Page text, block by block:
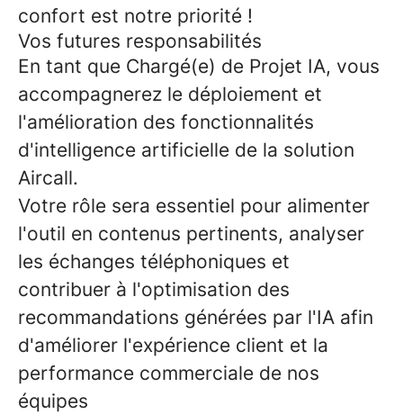
confort est notre priorité !
Vos futures responsabilités
En tant que Chargé(e) de Projet IA, vous
accompagnerez le déploiement et
l'amélioration des fonctionnalités
d'intelligence artificielle de la solution
Aircall.
Votre rôle sera essentiel pour alimenter
l'outil en contenus pertinents, analyser
les échanges téléphoniques et
contribuer à l'optimisation des
recommandations générées par l'IA afin
d'améliorer l'expérience client et la
performance commerciale de nos
équipes